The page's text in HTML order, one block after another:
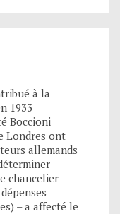
à la
1933
Boccioni
Londres ont
allemands
chancelier
– a affecté le